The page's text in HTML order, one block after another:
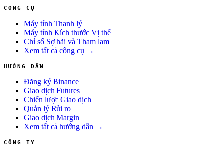
CÔNG CỤ
Máy tính Thanh lý
Máy tính Kích thước Vị thế
Chỉ số Sợ hãi và Tham lam
Xem tất cả công cụ →
HƯỚNG DẪN
Đăng ký Binance
Giao dịch Futures
Chiến lược Giao dịch
Quản lý Rủi ro
Giao dịch Margin
Xem tất cả hướng dẫn →
CÔNG TY